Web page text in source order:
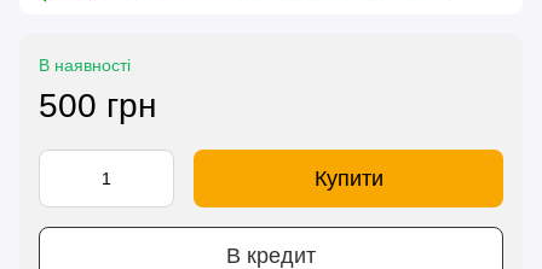
В наявності
500 грн
Купити
В кредит